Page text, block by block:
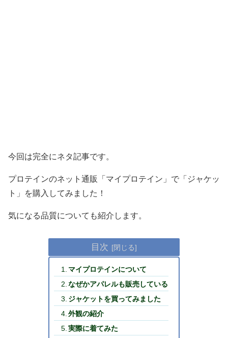
今回は完全にネタ記事です。
プロテインのネット通販「マイプロテイン」で「ジャケッ
ト」を購入してみました！
気になる品質についても紹介します。
目次
マイプロテインについて
なぜかアパレルも販売している
ジャケットを買ってみました
外観の紹介
実際に着てみた